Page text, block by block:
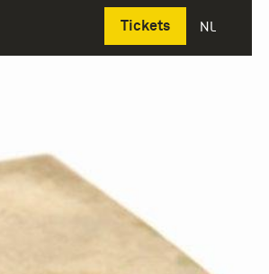
Tickets NL
Deutsch